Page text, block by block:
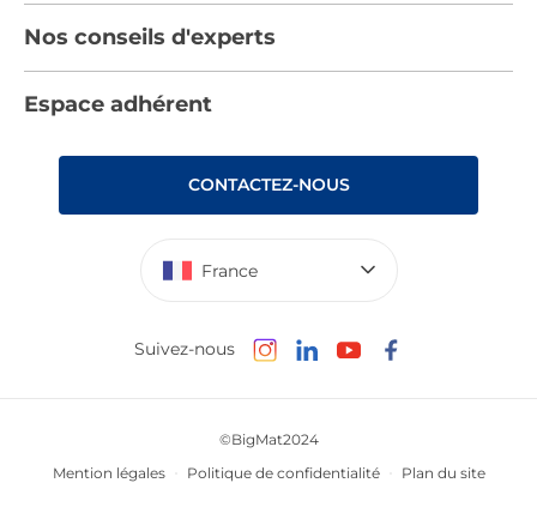
Devenez adhérent
Les Bâtisseurs du Sport
Déclaration d’accessibilité : non conforme
Nos catalogues
Rencontres
Nos conseils d'experts
Espace adhérent
CONTACTEZ-NOUS
France
Suivez-nous
©BigMat2024
Mention légales
Politique de confidentialité Plan du site